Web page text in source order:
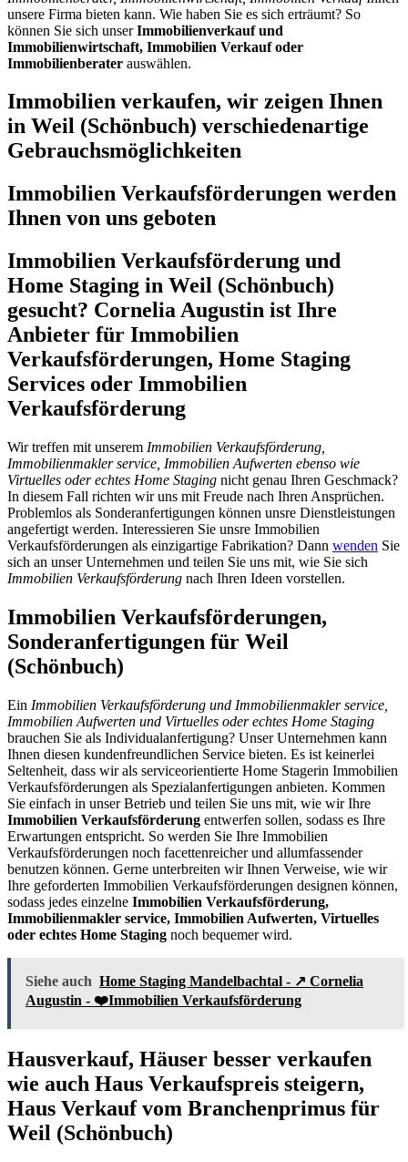
unsere Firma bieten kann. Wie haben Sie es sich erträumt? So
können Sie sich unserImmobilienverkauf und
Immobilienwirtschaft, Immobilien Verkauf oder
Immobilienberater auswählen.
Immobilien verkaufen, wir zeigen Ihnen
in Weil (Schönbuch) verschiedenartige
Gebrauchsmöglichkeiten
Immobilien Verkaufsförderungen werden
Ihnen von uns geboten
Immobilien Verkaufsförderung und
Home Staging in Weil (Schönbuch)
gesucht? Cornelia Augustin ist Ihre
Anbieter für Immobilien
Verkaufsförderungen, Home Staging
Services oder Immobilien
Verkaufsförderung
Wir treffen mit unserem Immobilien Verkaufsförderung,
Immobilienmakler service, Immobilien Aufwerten ebenso wie
Virtuelles oder echtes Home Staging nicht genau Ihren Geschmack?
In diesem Fall richten wir uns mit Freude nach Ihren Ansprüchen.
Problemlos als Sonderanfertigungen können unsre Dienstleistungen
angefertigt werden. Interessieren Sie unsre Immobilien
Verkaufsförderungen als einzigartige Fabrikation? Dann wenden Sie
sich an unser Unternehmen und teilen Sie uns mit, wie Sie sich
Immobilien Verkaufsförderung nach Ihren Ideen vorstellen.
Immobilien Verkaufsförderungen,
Sonderanfertigungen für Weil
(Schönbuch)
Ein Immobilien Verkaufsförderung und Immobilienmakler service,
Immobilien Aufwerten und Virtuelles oder echtes Home Staging
brauchen Sie als Individualanfertigung? Unser Unternehmen kann
Ihnen diesen kundenfreundlichen Service bieten. Es ist keinerlei
Seltenheit, dass wir als serviceorientierte Home Stagerin Immobilien
Verkaufsförderungen als Spezialanfertigungen anbieten. Kommen
Sie einfach in unser Betrieb und teilen Sie uns mit, wie wir Ihre
Immobilien Verkaufsförderung entwerfen sollen, sodass es Ihre
Erwartungen entspricht. So werden Sie Ihre Immobilien
Verkaufsförderungen noch facettenreicher und allumfassender
benutzen können. Gerne unterbreiten wir Ihnen Verweise, wie wir
Ihre geforderten Immobilien Verkaufsförderungen designen können,
sodass jedes einzelne Immobilien Verkaufsförderung,
Immobilienmakler service, Immobilien Aufwerten, Virtuelles
oder echtes Home Staging noch bequemer wird.
Siehe auch Home Staging Mandelbachtal - ↗️ Cornelia
Augustin - ❤️Immobilien Verkaufsförderung
Hausverkauf, Häuser besser verkaufen
wie auch Haus Verkaufspreis steigern,
Haus Verkauf vom Branchenprimus für
Weil (Schönbuch)